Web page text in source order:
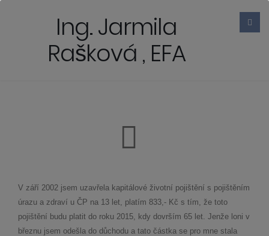
Ing. Jarmila
Rašková , EFA
V září 2002 jsem uzavřela kapitálové životní pojištění s pojištěním
úrazu a zdraví u ČP na 13 let, platím 833,- Kč s tím, že toto
pojištění budu platit do roku 2015, kdy dovrším 65 let. Jenže loni v
březnu jsem odešla do důchodu a tato částka se pro mne stala